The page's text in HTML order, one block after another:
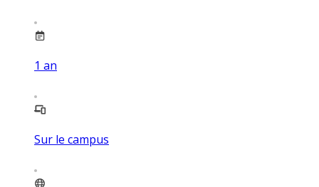
1 an
Sur le campus